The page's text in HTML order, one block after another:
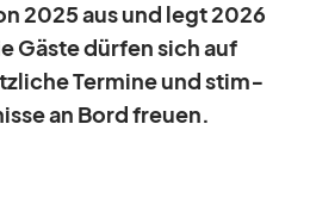
2025 aus und legt 2026
Gäste dür­fen sich auf
Ter­mine und stim­
an Bord freuen.